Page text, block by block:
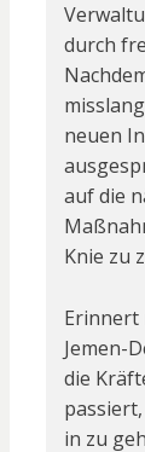
durch
neuen
auf die
Knie zu
Erinnert
Jemen-
die
in zu